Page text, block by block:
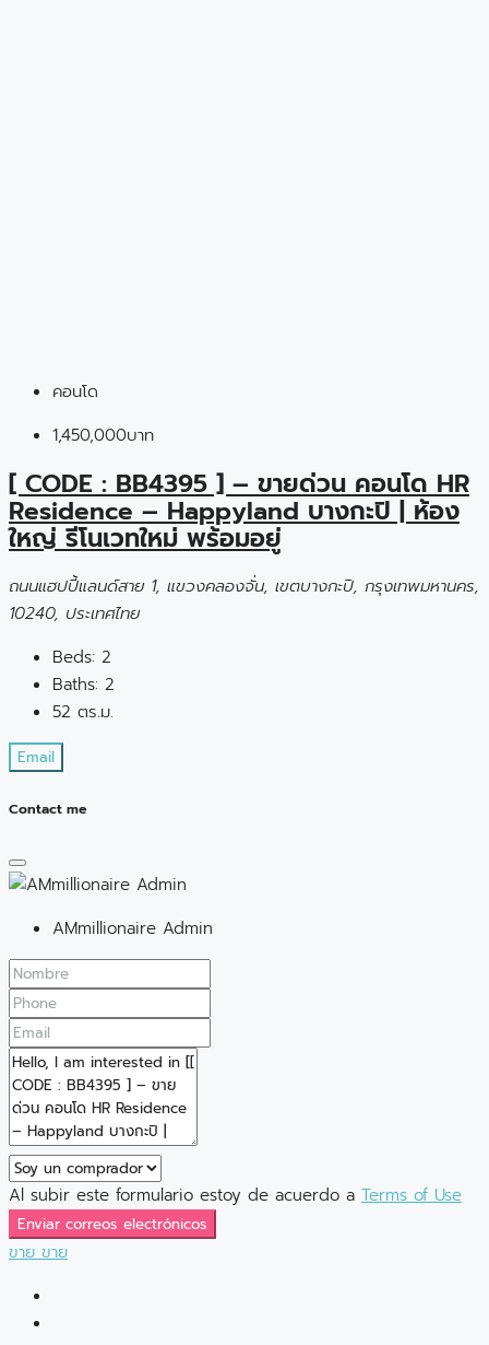
คอนโด
1,450,000บาท
[ CODE : BB4395 ] – ขายด่วน คอนโด HR
Residence – Happyland บางกะปิ | ห้อง
ใหญ่ รีโนเวทใหม่ พร้อมอยู่
ถนนแฮปปี้แลนด์สาย 1, แขวงคลองจั่น, เขตบางกะปิ, กรุงเทพมหานคร,
10240, ประเทศไทย
Beds: 2
Baths: 2
52 ตร.ม.
Email
Contact me
AMmillionaire Admin
Al subir este formulario estoy de acuerdo a Terms of Use
Enviar correos electrónicos
ขาย ขาย